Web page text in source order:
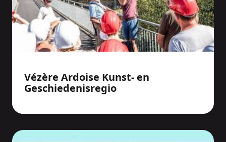
Vézère Ardoise Kunst- en
Geschiedenisregio